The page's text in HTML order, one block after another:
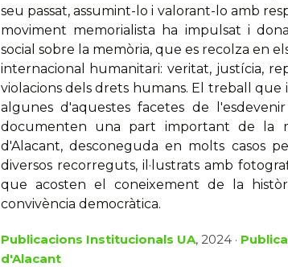
seu passat, assumint-lo i valorant-lo amb
moviment memorialista ha impulsat i
social sobre la memòria, que es recolza en
internacional humanitari: veritat, justícia,
violacions dels drets humans. El treball
algunes d'aquestes facetes de
documenten una part important de la
d'Alacant, desconeguda en molts casos
diversos recorreguts, il·lustrats amb
que acosten el coneixement de la
convivència democràtica.
Publicacions Institucionals UA, 2024 ·
d'Alacant